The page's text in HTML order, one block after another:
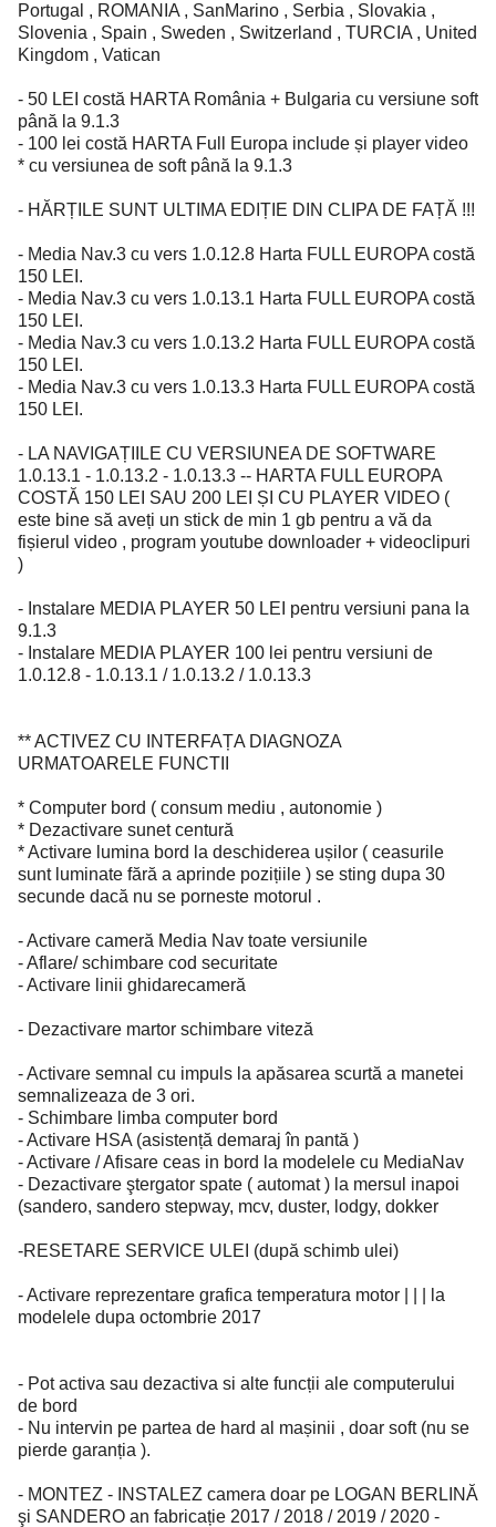
Portugal , ROMANIA , SanMarino , Serbia , Slovakia ,
Slovenia , Spain , Sweden , Switzerland , TURCIA , United
Kingdom , Vatican
- 50 LEI costă HARTA România + Bulgaria cu versiune soft
până la 9.1.3
- 100 lei costă HARTA Full Europa include și player video
* cu versiunea de soft până la 9.1.3
- HĂRȚILE SUNT ULTIMA EDIȚIE DIN CLIPA DE FAȚĂ !!!
- Media Nav.3 cu vers 1.0.12.8 Harta FULL EUROPA costă
150 LEI.
- Media Nav.3 cu vers 1.0.13.1 Harta FULL EUROPA costă
150 LEI.
- Media Nav.3 cu vers 1.0.13.2 Harta FULL EUROPA costă
150 LEI.
- Media Nav.3 cu vers 1.0.13.3 Harta FULL EUROPA costă
150 LEI.
- LA NAVIGAȚIILE CU VERSIUNEA DE SOFTWARE
1.0.13.1 - 1.0.13.2 - 1.0.13.3 -- HARTA FULL EUROPA
COSTĂ 150 LEI SAU 200 LEI ȘI CU PLAYER VIDEO (
este bine să aveți un stick de min 1 gb pentru a vă da
fișierul video , program youtube downloader + videoclipuri
)
- Instalare MEDIA PLAYER 50 LEI pentru versiuni pana la
9.1.3
- Instalare MEDIA PLAYER 100 lei pentru versiuni de
1.0.12.8 - 1.0.13.1 / 1.0.13.2 / 1.0.13.3
** ACTIVEZ CU INTERFAȚA DIAGNOZA
URMATOARELE FUNCTII
* Computer bord ( consum mediu , autonomie )
* Dezactivare sunet centură
* Activare lumina bord la deschiderea ușilor ( ceasurile
sunt luminate fără a aprinde pozițiile ) se sting dupa 30
secunde dacă nu se porneste motorul .
- Activare cameră Media Nav toate versiunile
- Aflare/ schimbare cod securitate
- Activare linii ghidarecameră
- Dezactivare martor schimbare viteză
- Activare semnal cu impuls la apăsarea scurtă a manetei
semnalizeaza de 3 ori.
- Schimbare limba computer bord
- Activare HSA (asistență demaraj în pantă )
- Activare / Afisare ceas in bord la modelele cu MediaNav
- Dezactivare ştergator spate ( automat ) la mersul inapoi
(sandero, sandero stepway, mcv, duster, lodgy, dokker
-RESETARE SERVICE ULEI (după schimb ulei)
- Activare reprezentare grafica temperatura motor | | | la
modelele dupa octombrie 2017
- Pot activa sau dezactiva si alte funcții ale computerului
de bord
- Nu intervin pe partea de hard al mașinii , doar soft (nu se
pierde garanția ).
- MONTEZ - INSTALEZ camera doar pe LOGAN BERLINĂ
şi SANDERO an fabricație 2017 / 2018 / 2019 / 2020 -